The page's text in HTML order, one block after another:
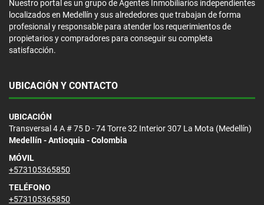
Nuestro portal es un grupo de Agentes Inmobiliarios independientes
localizados en Medellín y sus alrededores que trabajan de forma
profesional y responsable para atender los requerimientos de
propietarios y compradores para conseguir su completa
satisfacción.
UBICACIÓN Y CONTACTO
UBICACIÓN
Transversal 4 A # 75 D - 74 Torre 32 Interior 307 La Mota (Medellín)
Medellín - Antioquia - Colombia
MÓVIL
+573105365850
TELÉFONO
+573105365850